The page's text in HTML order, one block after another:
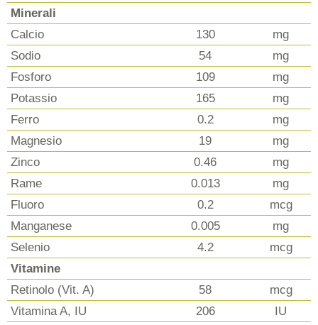
Minerali
Calcio
130
mg
Sodio
54
mg
Fosforo
109
mg
Potassio
165
mg
Ferro
0.2
mg
Magnesio
19
mg
Zinco
0.46
mg
Rame
0.013
mg
Fluoro
0.2
mcg
Manganese
0.005
mg
Selenio
4.2
mcg
Vitamine
Retinolo (Vit. A)
58
mcg
Vitamina A, IU
206
IU